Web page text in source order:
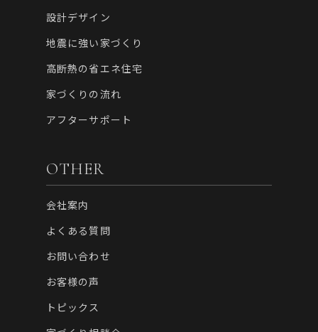
設計デザイン
地震に強い家づくり
高断熱の省エネ住宅
家づくりの流れ
アフターサポート
OTHER
会社案内
よくある質問
お問い合わせ
お客様の声
トピックス